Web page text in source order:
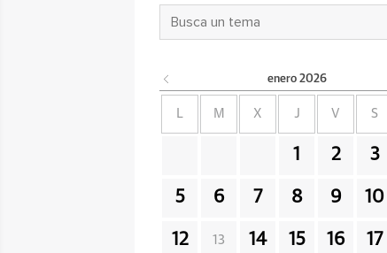
enero 2026
L M X J V S
1 2 3
5 6 7 8 9 10
12 13 14 15 16 17